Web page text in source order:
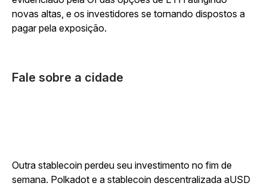
novas altas, e os investidores se tornando dispostos a
pagar pela exposição.
Fale sobre a cidade
Outra stablecoin perdeu seu investimento no fim de
semana. Polkadot e a stablecoin descentralizada aUSD